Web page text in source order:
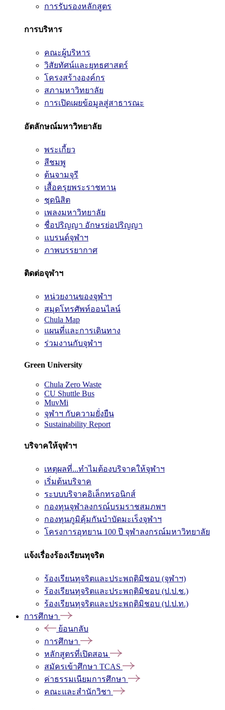
การรับรองหลักสูตร
การบริหาร
คณะผู้บริหาร
วิสัยทัศน์และยุทธศาสตร์
โครงสร้างองค์กร
สภามหาวิทยาลัย
การเปิดเผยข้อมูลสู่สาธารณะ
อัตลักษณ์มหาวิทยาลัย
พระเกี้ยว
สีชมพู
ต้นจามจุรี
เสื้อครุยพระราชทาน
ชุดนิสิต
เพลงมหาวิทยาลัย
ชื่อปริญญา อักษรย่อปริญญา
แบรนด์จุฬาฯ
ภาพบรรยากาศ
ติดต่อจุฬาฯ
หน่วยงานของจุฬาฯ
สมุดโทรศัพท์ออนไลน์
Chula Map
แผนที่และการเดินทาง
ร่วมงานกับจุฬาฯ
Green University
Chula Zero Waste
CU Shuttle Bus
MuvMi
จุฬาฯ กับความยั่งยืน
Sustainability Report
บริจาคให้จุฬาฯ
เหตุผลที่...ทำไมต้องบริจาคให้จุฬาฯ
เริ่มต้นบริจาค
ระบบบริจาคอิเล็กทรอนิกส์
กองทุนจุฬาลงกรณ์บรมราชสมภพฯ
กองทุนภูมิคุ้มกันบำบัดมะเร็งจุฬาฯ
โครงการอุทยาน 100 ปี จุฬาลงกรณ์มหาวิทยาลัย
แจ้งเรื่องร้องเรียนทุจริต
ร้องเรียนทุจริตและประพฤติมิชอบ (จุฬาฯ)
ร้องเรียนทุจริตและประพฤติมิชอบ (ป.ป.ช.)
ร้องเรียนทุจริตและประพฤติมิชอบ (ป.ป.ท.)
การศึกษา
ย้อนกลับ
การศึกษา
หลักสูตรที่เปิดสอน
สมัครเข้าศึกษา TCAS
ค่าธรรมเนียมการศึกษา
คณะและสำนักวิชา